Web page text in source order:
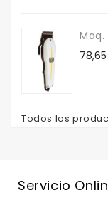
Maq.
Precio
Todos los
Servicio